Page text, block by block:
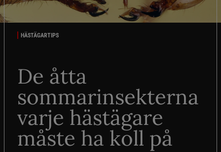
HÄSTÄGARTIPS
De åtta
sommarinsekterna
varje hästägare
måste ha koll på